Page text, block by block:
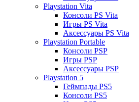
Playstation Vita
Консоли PS Vita
Игры PS Vita
Аксессуары PS Vita
Playstation Portable
Консоли PSP
Игры PSP
Аксессуары PSP
Playstation 5
Геймпады PS5
Консоли PS5